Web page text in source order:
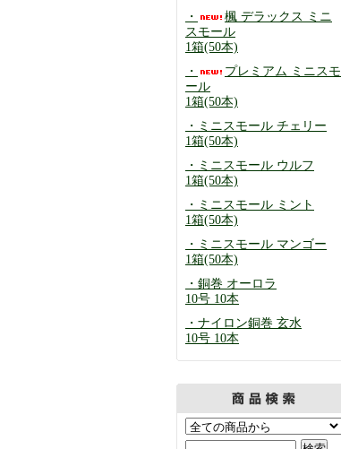
・
楓 デラックス ミニ
スモール
1箱(50本)
・
プレミアム ミニスモ
ール
1箱(50本)
・ミニスモール チェリー
1箱(50本)
・ミニスモール ウルフ
1箱(50本)
・ミニスモール ミント
1箱(50本)
・ミニスモール マンゴー
1箱(50本)
・銅巻 オーロラ
10号 10本
・ナイロン銅巻 玄水
10号 10本